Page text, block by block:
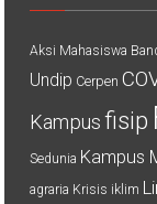
Aksi Mahasiswa
Undip Cerpen
Kampus fisip
Sedunia Kampus
agraria Krisis iklim